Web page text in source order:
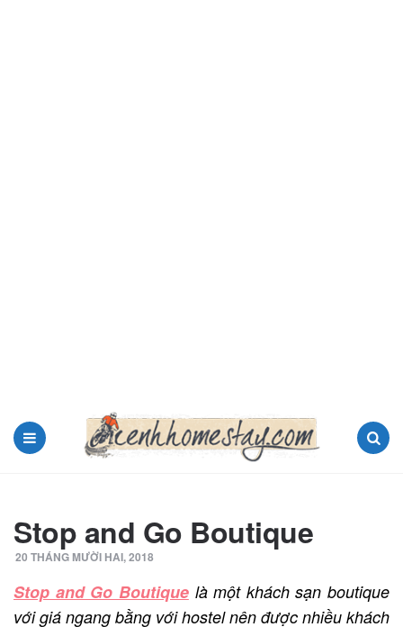
Stop and Go Boutique
20 THÁNG MƯỜI HAI, 2018
Stop and Go Boutiquelà một khách sạn boutique
với giá ngang bằng với hostel nên được nhiều khách